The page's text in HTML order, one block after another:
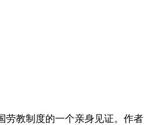
劳教制度的一个亲身见证。作者